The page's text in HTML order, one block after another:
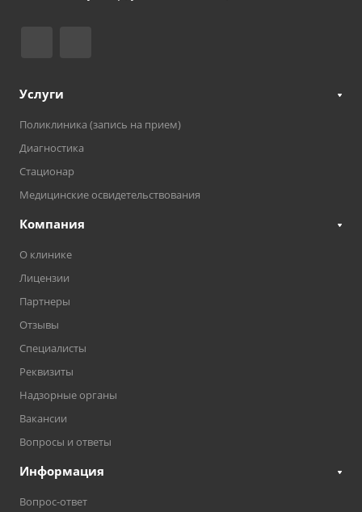
Услуги
Поликлиника (запись на прием)
Диагностика
Стационар
Медицинские освидетельствования
Компания
О клинике
Лицензии
Партнеры
Отзывы
Специалисты
Реквизиты
Надзорные органы
Вакансии
Вопросы и ответы
Информация
Вопрос-ответ